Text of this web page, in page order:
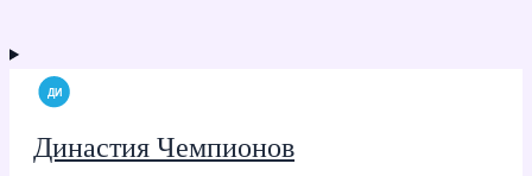
Династия Чемпионов